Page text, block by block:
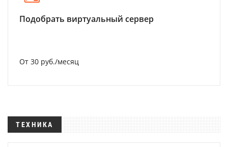
Подобрать виртуальный сервер
От 30 руб./месяц
ТЕХНИКА